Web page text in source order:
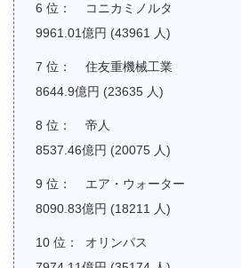
コニカミノルタ
9961.01億円 (43961 人)
住友重機械工業
8644.9億円 (23635 人)
帝人
8537.46億円 (20075 人)
エア・ウォーター
8090.83億円 (18211 人)
オリンパス